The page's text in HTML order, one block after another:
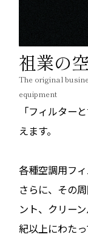
祖業の
The original
equipment
「フィルター
えます。
各種空調用フ
さらに、その
ント、クリー
紀以上にわた